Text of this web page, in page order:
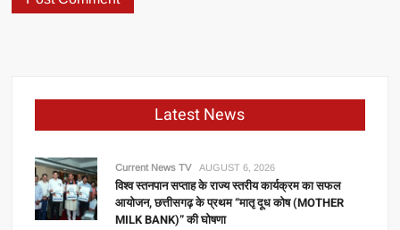
Latest News
Current News TV AUGUST 6, 2026
विश्व स्तनपान सप्ताह के राज्य स्तरीय कार्यक्रम का सफल
आयोजन, छत्तीसगढ़ के प्रथम “मातृ दूध कोष (MOTHER
MILK BANK)” की घोषणा